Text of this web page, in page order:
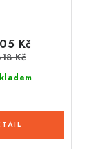
Kč
Kč